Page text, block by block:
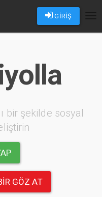
GİRİŞ
bir şekilde sosyal
GÖZ AT